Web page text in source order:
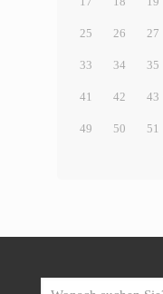
25 26 27
33 34 35
41 42 43
49 50 51